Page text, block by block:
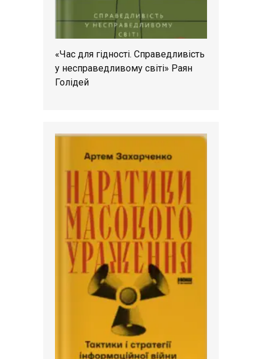
«Час для гідності. Справедливість
у несправедливому світі» Раян
Голідей